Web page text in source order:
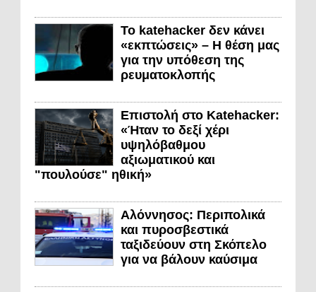
Το katehacker δεν κάνει
«εκπτώσεις» – Η θέση μας
για την υπόθεση της
ρευματοκλοπής
Επιστολή στο Katehacker:
«Ήταν το δεξί χέρι
υψηλόβαθμου
αξιωματικού και
"πουλούσε" ηθική»
Αλόννησος: Περιπολικά
και πυροσβεστικά
ταξιδεύουν στη Σκόπελο
για να βάλουν καύσιμα